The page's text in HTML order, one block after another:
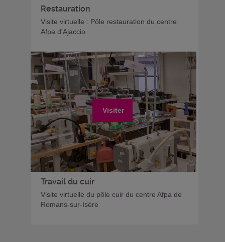
Restauration
Visite virtuelle : Pôle restauration du centre
Afpa d'Ajaccio
Visiter
Travail du cuir
Visite virtuelle du pôle cuir du centre Afpa de
Romans-sur-Isère